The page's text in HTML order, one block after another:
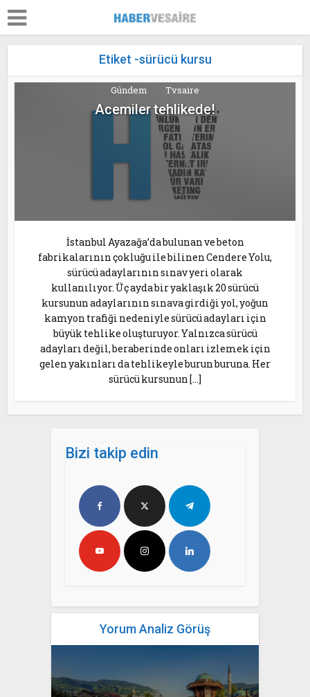
Etiket -sürücü kursu
Gündem Tvsaire
Acemiler tehlikede!
İstanbul Ayazağa’da bulunan ve beton
fabrikalarının çokluğu ile bilinen Cendere Yolu,
sürücü adaylarının sınav yeri olarak
kullanılıyor. Üç ayda bir yaklaşık 20 sürücü
kursunun adaylarının sınava girdiği yol, yoğun
kamyon trafiği nedeniyle sürücü adayları için
büyük tehlike oluşturuyor. Yalnızca sürücü
adayları değil, beraberinde onları izlemek için
gelen yakınları da tehlikeyle burun buruna. Her
sürücü kursunun […]
Bizi takip edin
Yorum Analiz Görüş